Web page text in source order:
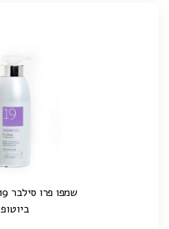
שמפו פרו סילבר 19 | 500 מ"ל
ביוטופ